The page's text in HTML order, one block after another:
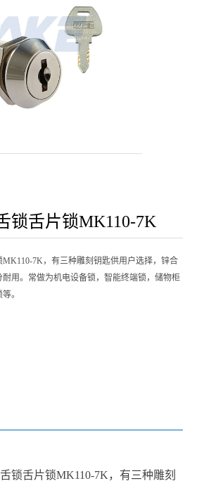
锁舌片锁MK110-7K
7K，有三种雕刻钥匙供用户选择，锌合
用。常做为机电设备锁，智能终端锁，储物柜
。
舌片锁MK110-7K，有三种雕刻